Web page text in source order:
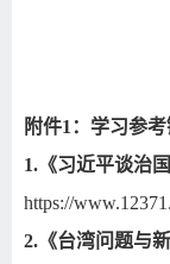
附件1 ：学习参
1. 《习近平谈治
https://
2. 《台湾问题与